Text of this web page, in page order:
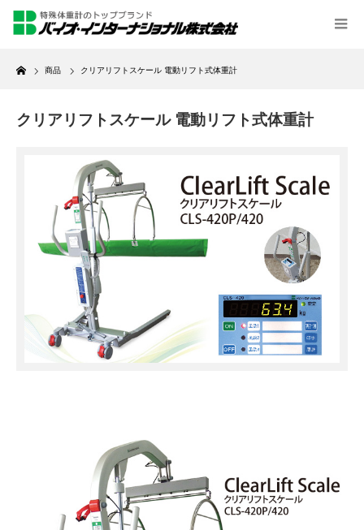
Home
商品 クリアリフトスケール 電動リフト式体重計
クリアリフトスケール 電動リフト式体重計